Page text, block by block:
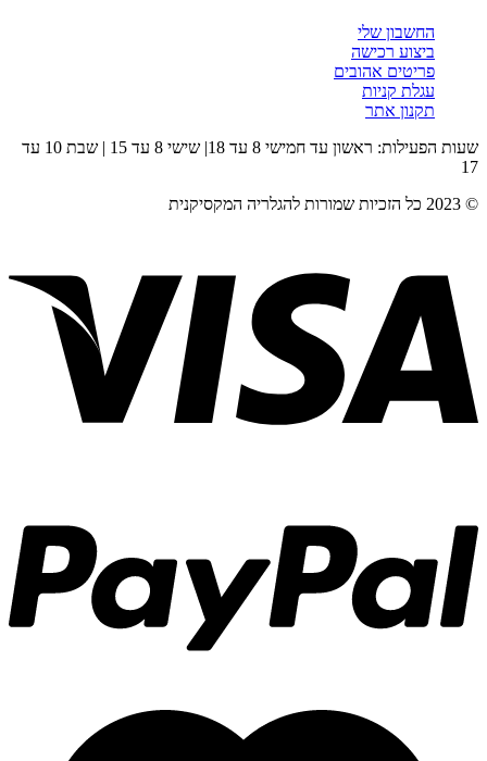
החשבון שלי
ביצוע רכישה
פריטים אהובים
עגלת קניות
תקנון אתר
שעות הפעילות: ראשון עד חמישי 8 עד 18| שישי 8 עד 15 | שבת 10 עד
17
© 2023 כל הזכיות שמורות להגלריה המקסיקנית